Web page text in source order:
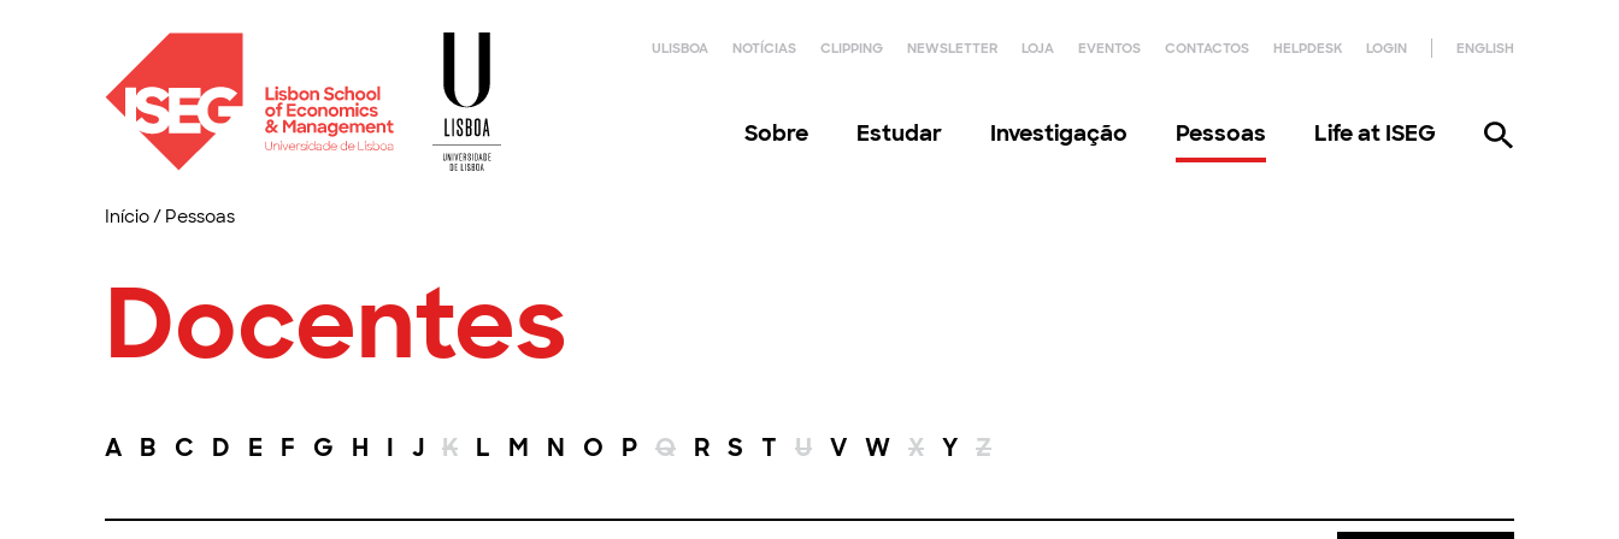
ULISBOA NOTÍCIAS CLIPPING NEWSLETTER LOJA EVENTOS CONTACTOS HELPDESK LOGIN ENGLISH
Sobre Estudar Investigação Pessoas Life at ISEG
Início/ Pessoas
Docentes
A B C D E F G H I J K L M N O P Q R S T U V W X Y Z